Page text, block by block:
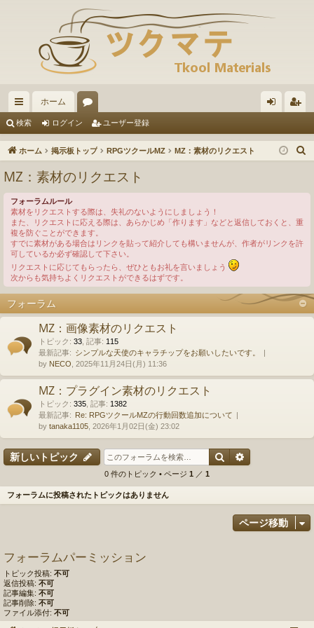
イ
ッ
ン
ク
ホーム
ー
ム
イ ザ
検索 ログイン ユーザー登録
ホーム 掲示板トップ RPGツクールMZ MZ：素材のリクエスト
MZ：素材のリクエスト
フォーラムルール
素材をリクエストする際は、失礼のないようにしましょう！
また、リクエストに応える際は、あらかじめ「作ります」などと返信しておくと、重
複を防ぐことができます。
すでに素材がある場合はリンクを貼って紹介しても構いませんが、作者がリンクを許
可しているか必ず確認して下さい。
リクエストに応じてもらったら、ぜひともお礼を言いましょう
次からも気持ちよくリクエストができるはずです。
フォーラム
MZ：画像素材のリクエスト
トピック : 33 記事: 115
最新記事: シンプルな天使のキャラチップをお願いしたいです。
by NECO , 2025年11月24日(月) 11:36
MZ：プラグイン素材のリクエスト
トピック : 335 記事: 1382
最新記事: Re: RPGツクールMZの行動回数追加について
by tanaka1105 , 2026年1月02日(金) 23:02
新しいトピック 検索
0 件のトピック • ページ 1 ／ 1
フォーラムに投稿されたトピックはありません
ページ移動
フォーラムパーミッション
トピック投稿: 不可
返信投稿: 不可
記事編集: 不可
記事削除: 不可
ファイル添付: 不可